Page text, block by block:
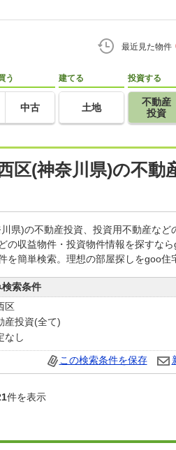
最近見た物件
う
中古
建てる
土地
投資する
不動産
投資
区(神奈川県)の不動
県)の不動産投資、投資用不動産な
の収益物件・投資物件情報を探すな
を簡単検索。理想の部屋探しをgoo住
索条件
区
産投資(全て)
なし
この検索条件を保存
件を表示